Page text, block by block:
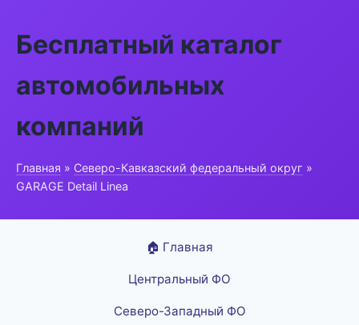
Бесплатный каталог
автомобильных
компаний
Главная » Северо-Кавказский федеральный округ »
GARAGE Detail Linea
🏠 Главная
Центральный ФО
Северо-Западный ФО